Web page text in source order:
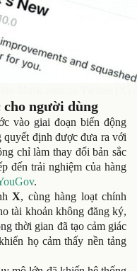
người dùng
vào giai đoạn biến động
định được đưa ra với
chỉ làm thay đổi bản sắc
đến trải nghiệm của hàng
.
X, cùng hàng loạt chính
tài khoản không đăng ký,
thời gian đã tạo cảm giác
họ cảm thấy nền tảng